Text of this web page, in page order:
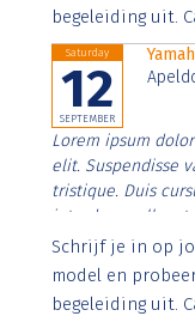
begeleiding uit.
Saturday
12
SEPTEMBER
Lorem ipsum
elit. Suspendisse
tristique. Duis
interdum nulla, ut
Aenean faucibus
imperdiet. Nunc
Schrijf je in op
model en
begeleiding uit.